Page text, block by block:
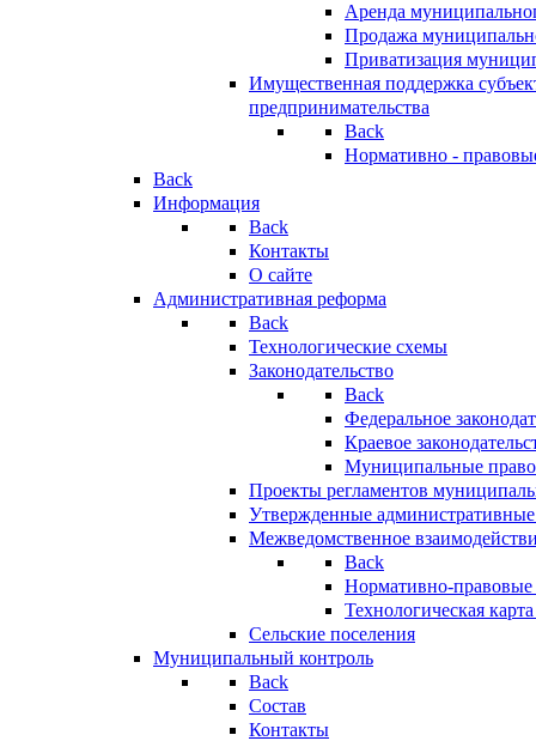
Аренда
Продажа
Приватизация
Имущественная поддержка
предпринимательства
Back
Нормативно -
Back
Информация
Back
Контакты
О сайте
Административная реформа
Back
Технологические схемы
Законодательство
Back
Федеральное
Краевое
Муниципальные
Проекты регламентов
Утвержденные
Межведомственное
Back
Нормативно-правовые
Технологическая
Сельские поселения
Муниципальный контроль
Back
Состав
Контакты